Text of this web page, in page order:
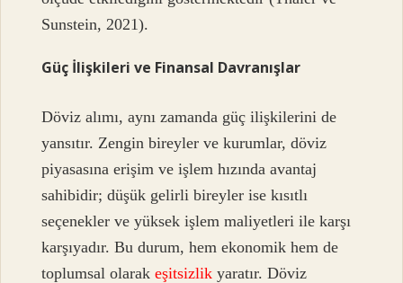
Sunstein, 2021).
Güç İlişkileri ve Finansal Davranışlar
Döviz alımı, aynı zamanda güç ilişkilerini de
yansıtır. Zengin bireyler ve kurumlar, döviz
piyasasına erişim ve işlem hızında avantaj
sahibidir; düşük gelirli bireyler ise kısıtlı
seçenekler ve yüksek işlem maliyetleri ile karşı
karşıyadır. Bu durum, hem ekonomik hem de
toplumsal olarakeşitsizlik yaratır. Döviz